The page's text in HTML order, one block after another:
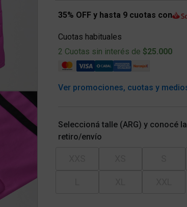
35% OFF y hasta 9 cuotas con
Cuotas habituales
2 Cuotas sin interés de $25.000
Ver promociones, cuotas y
Seleccioná talle (ARG) y conocé
retiro/envío